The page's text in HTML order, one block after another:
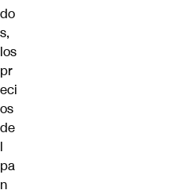
do
s,
los
pr
eci
os
de
l
pa
n